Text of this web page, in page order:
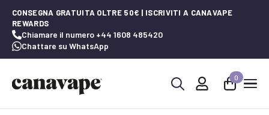
CONSEGNA GRATUITA OLTRE 50€ | ISCRIVITI A CANAVAPE
REWARDS
Chiamare il numero +44 1608 485420
Chattare su WhatsApp
0